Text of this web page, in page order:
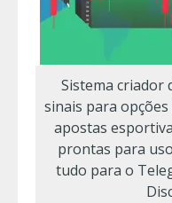
Sistema criador
sinais para
apostas
prontas para
tudo para o